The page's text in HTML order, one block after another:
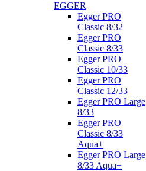
EGGER
Egger PRO
Classic 8/32
Egger PRO
Classic 8/33
Egger PRO
Classic 10/33
Egger PRO
Classic 12/33
Egger PRO Large
8/33
Egger PRO
Classic 8/33
Aqua+
Egger PRO Large
8/33 Aqua+